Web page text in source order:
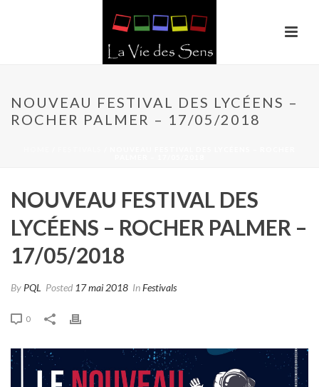
NOUVEAU FESTIVAL DES LYCÉENS –
ROCHER PALMER – 17/05/2018
NOUVEAU FESTIVAL DES
LYCÉENS – ROCHER PALMER –
17/05/2018
By PQL Posted 17 mai 2018 InFestivals
0